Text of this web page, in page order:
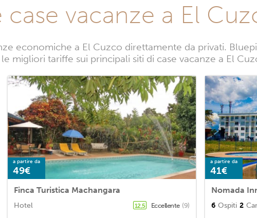
vacanze a El
economiche a El Cuzco direttamente da privati.
migliori tariffe sui principali siti di case vacanze a El
a partire da
49€
Finca Turistica Machangara
Hotel 12,5 Eccellente (9)
a partire da
41€
Nomada
6 Ospiti 2